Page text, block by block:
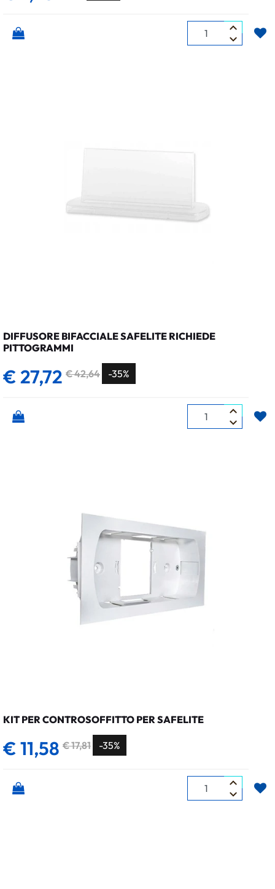
Quantità
DIFFUSORE BIFACCIALE SAFELITE RICHIEDE
PITTOGRAMMI
€ 42,64 -35%
€ 27,72
Quantità
KIT PER CONTROSOFFITTO PER SAFELITE
€ 17,81 -35%
€ 11,58
Quantità